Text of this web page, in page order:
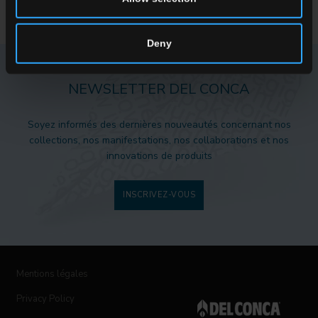
Deny
NEWSLETTER DEL CONCA
Soyez informés des dernières nouveautés concernant nos
collections, nos manifestations, nos collaborations et nos
innovations de produits
INSCRIVEZ-VOUS
Mentions légales
Privacy Policy